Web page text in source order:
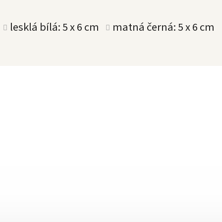
lesklá bílá: 5 x 6 cm matná černá: 5 x 6 cm